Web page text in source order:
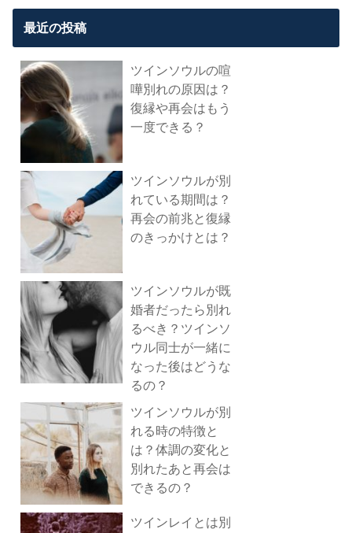
最近の投稿
ツインソウルの喧
嘩別れの原因は？
復縁や再会はもう
一度できる？
ツインソウルが別
れている期間は？
再会の前兆と復縁
のきっかけとは？
ツインソウルが既
婚者だったら別れ
るべき？ツインソ
ウル同士が一緒に
なった後はどうな
るの？
ツインソウルが別
れる時の特徴と
は？体調の変化と
別れたあと再会は
できるの？
ツインレイとは別